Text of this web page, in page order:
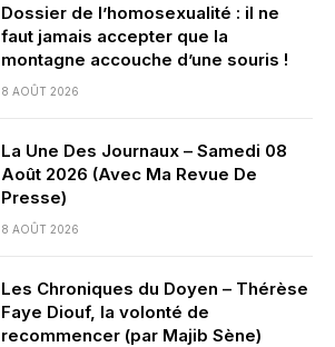
Dossier de l’homosexualité : il ne
faut jamais accepter que la
montagne accouche d’une souris !
8 AOÛT 2026
La Une Des Journaux – Samedi 08
Août 2026 (Avec Ma Revue De
Presse)
8 AOÛT 2026
Les Chroniques du Doyen – Thérèse
Faye Diouf, la volonté de
recommencer (par Majib Sène)